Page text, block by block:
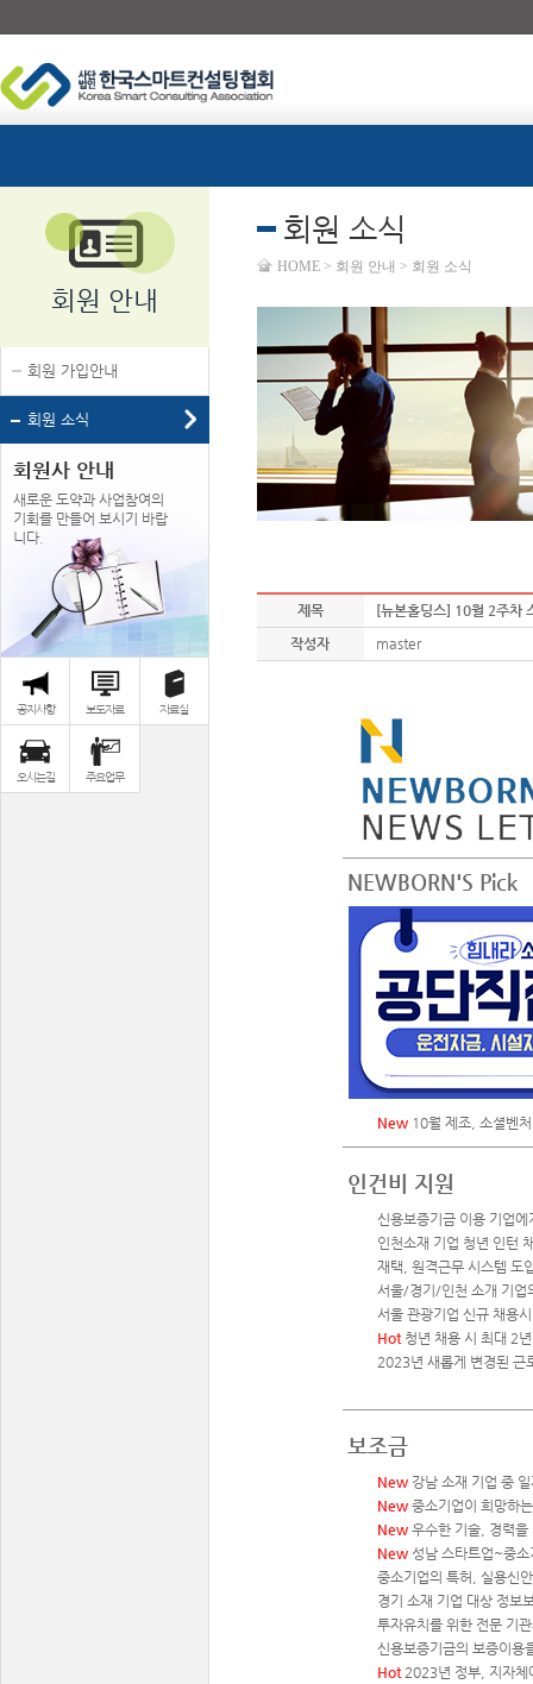
회원 안내
회원 가입안내
회원 소식
회원사 안내
새로운 도약과 사업참여의
기회를 만들어 보시기 바랍
니다.
공지사항 보도자료 자료실
오시는길 주요업무
회원 소식
HOME > 회원 안내 > 회원 소식
제목
[뉴본홀딩스] 10월 2주차
작성자
master
NEWBORN'S Pick
New 10월 제조, 소셜벤
인건비 지원
신용보증기금 이용 기업
인천소재 기업 청년 인턴
재택, 원격근무 시스템
서울/경기/인천 소개 기업
서울 관광기업 신규 채용
Hot 청년 채용 시 최대 2
2023년 새롭게 변경된
보조금
New 강남 소재 기업 중
New 중소기업이 희망하
New 우수한 기술, 경력
New 성남 스타트업~중
중소기업의 특허, 실용신
경기 소재 기업 대상 정보
투자유치를 위한 전문 기
신용보증기금의 보증이
Hot 2023년 정부, 지자체